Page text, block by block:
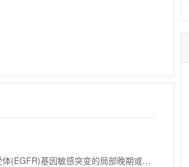
【功能主治】 本品适用于以下患者治疗：1具有表皮生长因子受体(EGFR)基因敏感突变的局部晚期或转移性非小细胞肺癌(NSCLC)，既往未接受过EGFR酪氨酸激酶抑制剂(TKI)治疗2含铂化疗期间或化疗后疾病进展的局部晚期或转移性鳞状组织学类型的非小细胞肺癌(NSCLC)